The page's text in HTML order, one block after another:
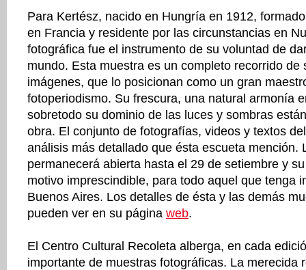
Para Kertész, nacido en Hungría en 1912,
en Francia y residente por las circunstancias en
fotográfica fue el instrumento de su voluntad de
mundo. Esta muestra es un completo recorrido de
imágenes, que lo posicionan como un gran
fotoperiodismo. Su frescura, una natural armonía
sobretodo su dominio de las luces y sombras
obra. El conjunto de fotografías, videos y textos
análisis más detallado que ésta escueta mención.
permanecerá abierta hasta el 29 de setiembre y
motivo imprescindible, para todo aquel que tenga
Buenos Aires. Los detalles de ésta y las demás
pueden ver en su página web.
El Centro Cultural Recoleta alberga, en cada
importante de muestras fotográficas. La merecida